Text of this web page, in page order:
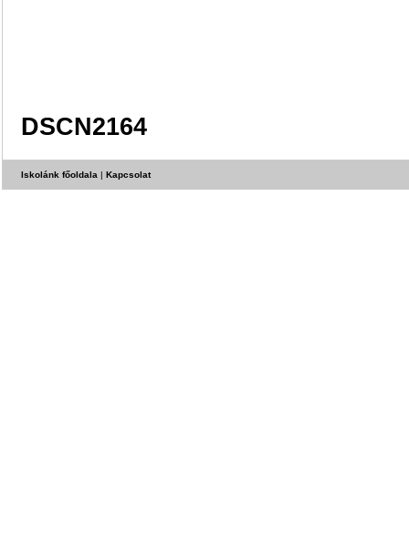
DSCN2164
Iskolánk főoldala | Kapcsolat